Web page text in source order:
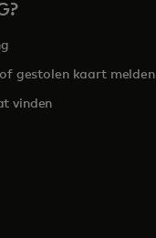
gestolen kaart melden
vinden